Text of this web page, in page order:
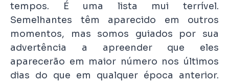
tempos. É uma lista mui terrível.
Semelhantes têm aparecido em outros
momentos, mas somos guiados por sua
advertência a apreender que eles
aparecerão em maior número nos últimos
dias do que em qualquer época anterior.